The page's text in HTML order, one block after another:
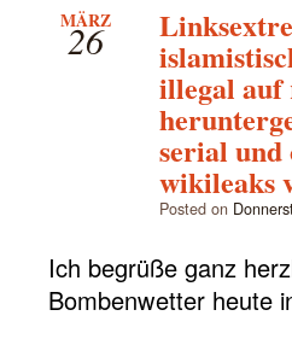
MÄRZ
26
illegal auf
serial und
wikileaks
Posted on
Ich begrüße ganz
Bombenwetter heute